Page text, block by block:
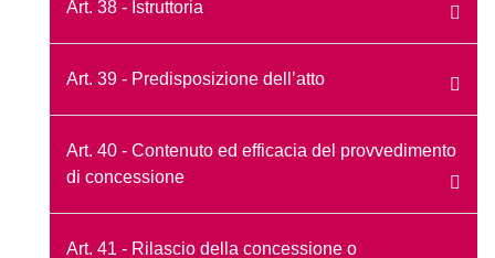
Art. 38 - Istruttoria
Art. 39 - Predisposizione dell’atto
Art. 40 - Contenuto ed efficacia del provvedimento
di concessione
Art. 41 - Rilascio della concessione o